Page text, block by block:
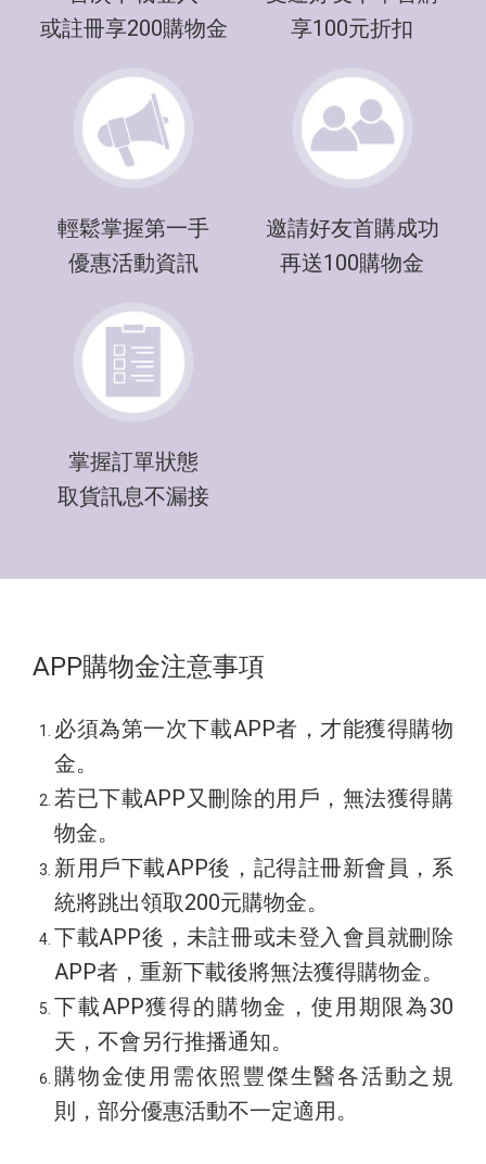
或註冊享200購物金
享100元折扣
輕鬆掌握第一手
優惠活動資訊
邀請好友首購成功
再送100購物金
掌握訂單狀態
取貨訊息不漏接
APP購物金注意事項
必須為第一次下載APP者，才能獲得購物
金。
若已下載APP又刪除的用戶，無法獲得購
物金。
新用戶下載APP後，記得註冊新會員，系
統將跳出領取200元購物金。
下載APP後，未註冊或未登入會員就刪除
APP者，重新下載後將無法獲得購物金。
下載APP獲得的購物金，使用期限為30
天，不會另行推播通知。
購物金使用需依照豐傑生醫各活動之規
則，部分優惠活動不一定適用。